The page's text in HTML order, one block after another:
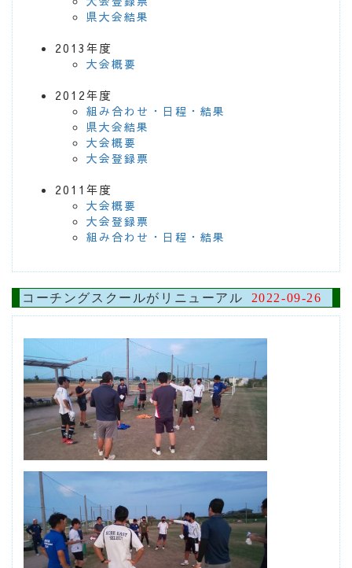
県大会結果
2013年度
大会概要
2012年度
組み合わせ・日程・結果
県大会結果
大会概要
大会登録票
2011年度
大会概要
大会登録票
組み合わせ・日程・結果
コーチングスクールがリニューアル 2022-09-26